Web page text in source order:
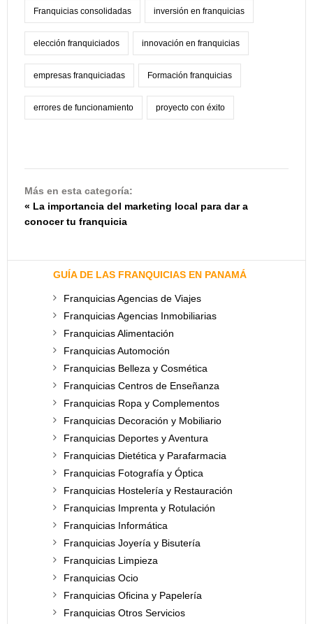
Franquicias consolidadas inversión en franquicias
elección franquiciados innovación en franquicias
empresas franquiciadas Formación franquicias
errores de funcionamiento proyecto con éxito
Más en esta categoría:
« La importancia del marketing local para dar a
conocer tu franquicia
GUÍA DE LAS FRANQUICIAS EN PANAMÁ
Franquicias Agencias de Viajes
Franquicias Agencias Inmobiliarias
Franquicias Alimentación
Franquicias Automoción
Franquicias Belleza y Cosmética
Franquicias Centros de Enseñanza
Franquicias Ropa y Complementos
Franquicias Decoración y Mobiliario
Franquicias Deportes y Aventura
Franquicias Dietética y Parafarmacia
Franquicias Fotografía y Óptica
Franquicias Hostelería y Restauración
Franquicias Imprenta y Rotulación
Franquicias Informática
Franquicias Joyería y Bisutería
Franquicias Limpieza
Franquicias Ocio
Franquicias Oficina y Papelería
Franquicias Otros Servicios